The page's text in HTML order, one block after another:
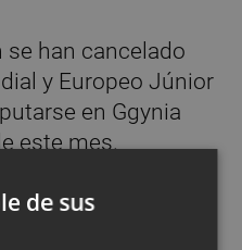
se han cancelado
y Europeo Júnior
en Ggynia
este mes.
se han publicado
mayores de la
de sus